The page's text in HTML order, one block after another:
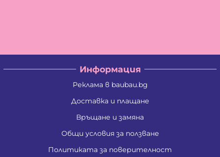
Информация
Реклама в baubau.bg
Доставка и плащане
Връщане и замяна
Общи условия за ползване
Политиката за поверителност